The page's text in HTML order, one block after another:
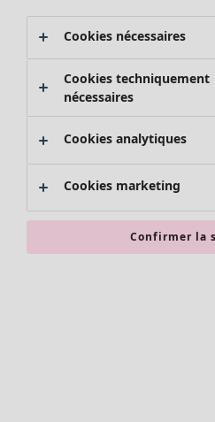
Promos SOLDES
Les promos de Gudrun Sjödén
Nouvel arrivage
Bonnes affaires en soldes -
Cookies nécessaires
Cookies techniquement
nécessaires
Cookies analytiques
Cookies marketing
Confirmer la